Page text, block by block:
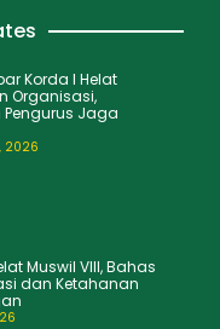
Korda I Helat
Organisasi,
Jaga
2026
Muswil VIII, Bahas
dan Ketahanan